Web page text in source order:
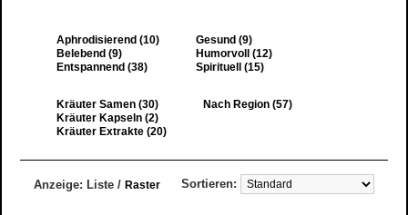
Aphrodisierend (10)
Belebend (9)
Entspannend (38)
Gesund (9)
Humorvoll (12)
Spirituell (15)
Kräuter Samen (30)
Kräuter Kapseln (2)
Kräuter Extrakte (20)
Nach Region (57)
Anzeige: Liste / Raster Sortieren: